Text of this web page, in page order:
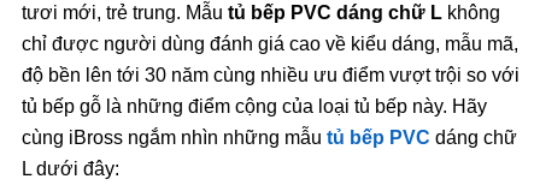
tươi mới, trẻ trung. Mẫu tủ bếp PVC dáng chữ Lkhông
chỉ được người dùng đánh giá cao về kiểu dáng, mẫu mã,
độ bền lên tới 30 năm cùng nhiều ưu điểm vượt trội so với
tủ bếp gỗ là những điểm cộng của loại tủ bếp này. Hãy
cùng iBross ngắm nhìn những mẫu tủ bếp PVC dáng chữ
L dưới đây: